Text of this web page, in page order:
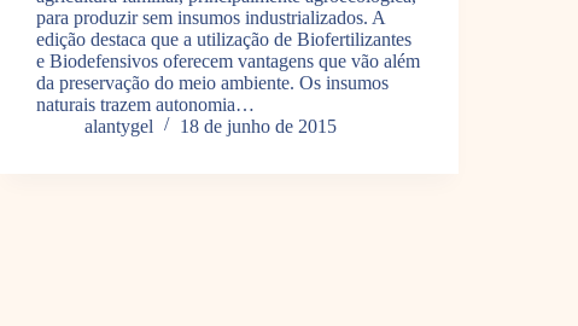
para produzir sem insumos industrializados. A
edição destaca que a utilização de Biofertilizantes
e Biodefensivos oferecem vantagens que vão além
da preservação do meio ambiente. Os insumos
naturais trazem autonomia…
alantygel
18 de junho de 2015